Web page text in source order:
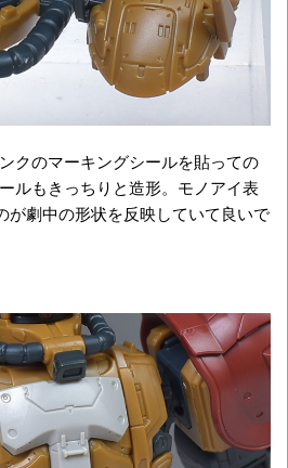
クのマーキングシールを貼っての
ルもきっちりと造形。モノアイ表
が劇中の形状を反映していて良いで